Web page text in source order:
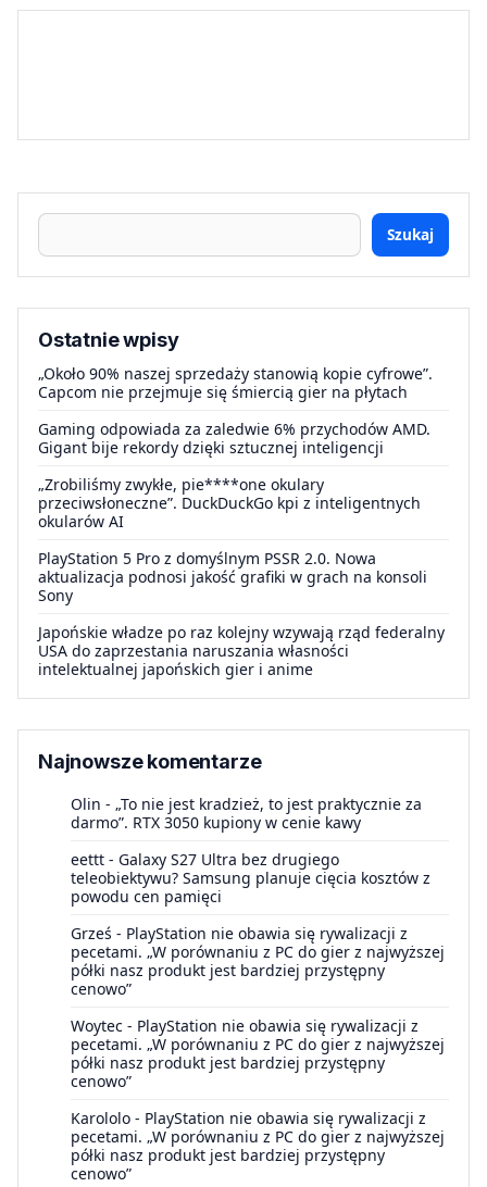
Szukaj
Ostatnie wpisy
„Około 90% naszej sprzedaży stanowią kopie cyfrowe”.
Capcom nie przejmuje się śmiercią gier na płytach
Gaming odpowiada za zaledwie 6% przychodów AMD.
Gigant bije rekordy dzięki sztucznej inteligencji
„Zrobiliśmy zwykłe, pie****one okulary
przeciwsłoneczne”. DuckDuckGo kpi z inteligentnych
okularów AI
PlayStation 5 Pro z domyślnym PSSR 2.0. Nowa
aktualizacja podnosi jakość grafiki w grach na konsoli
Sony
Japońskie władze po raz kolejny wzywają rząd federalny
USA do zaprzestania naruszania własności
intelektualnej japońskich gier i anime
Najnowsze komentarze
Olin - „To nie jest kradzież, to jest praktycznie za
darmo”. RTX 3050 kupiony w cenie kawy
eettt - Galaxy S27 Ultra bez drugiego
teleobiektywu? Samsung planuje cięcia kosztów z
powodu cen pamięci
Grześ - PlayStation nie obawia się rywalizacji z
pecetami. „W porównaniu z PC do gier z najwyższej
półki nasz produkt jest bardziej przystępny
cenowo”
Woytec - PlayStation nie obawia się rywalizacji z
pecetami. „W porównaniu z PC do gier z najwyższej
półki nasz produkt jest bardziej przystępny
cenowo”
Karololo - PlayStation nie obawia się rywalizacji z
pecetami. „W porównaniu z PC do gier z najwyższej
półki nasz produkt jest bardziej przystępny
cenowo”